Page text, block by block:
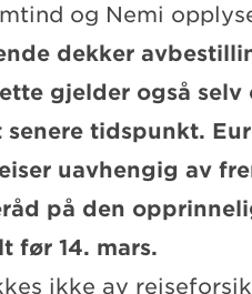
og Nemi
dekker
gjelder også
senere tidspunkt.
uavhengig av
på den
før 14. mars.
ikke av